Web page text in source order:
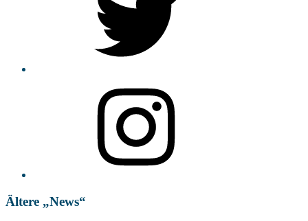
Ältere „News“